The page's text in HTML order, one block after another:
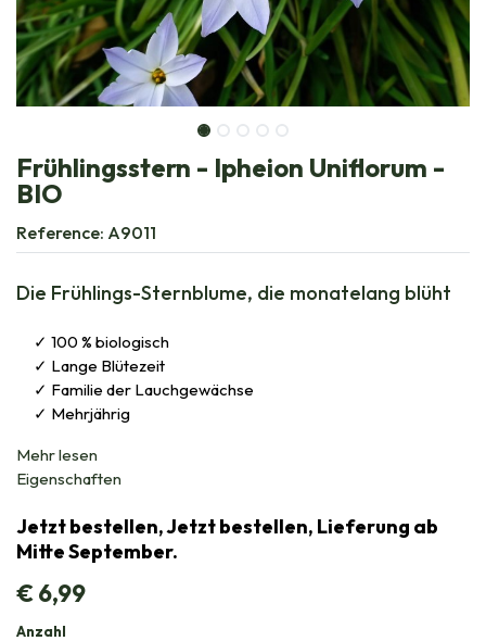
Frühlingsstern - Ipheion Uniflorum -
BIO
Reference: A9011
Die Frühlings-Sternblume, die monatelang blüht
100 % biologisch
Lange Blütezeit
Familie der Lauchgewächse
Mehrjährig
Mehr lesen
Eigenschaften
Jetzt bestellen, Jetzt bestellen, Lieferung ab
Mitte September.
€6,99
Anzahl